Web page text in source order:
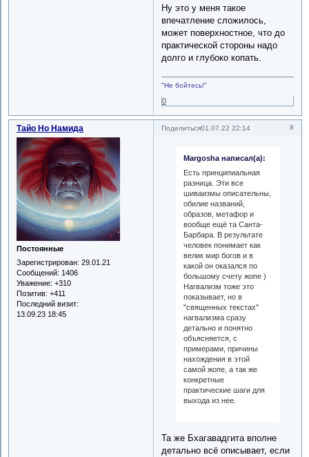
Ну это у меня такое
впечатление сложилось,
может поверхностное, что до
практической стороны надо
долго и глубоко копать.
"Не бойтесь!"
0
Поделиться 8
01.07.22 22:14
Тайо Но Намида
Постоянные
Зарегистрирован: 29.01.21
Сообщений: 1406
Уважение: +310
Позитив: +411
Последний визит:
13.09.23 18:45
Margosha написал(а):
Есть принципиальная
разница. Эти все
шиваизмы описательны,
обилие названий,
образов, метафор и
вообще ещё та Санта-
Барбара. В результате
человек понимает как
велик мир богов и в
какой он оказался по
большому счету жопе )
Нагвализм тоже это
показывает, но в
"священных текстах"
нагвализма сразу
детально и понятно
объясняется, с
примерами, причины
нахождения в этой
самой жопе, а так же
конкретные
практические шаги для
выхода из нее.
Та же Бхагавадгита вполне
детально всё описывает, если